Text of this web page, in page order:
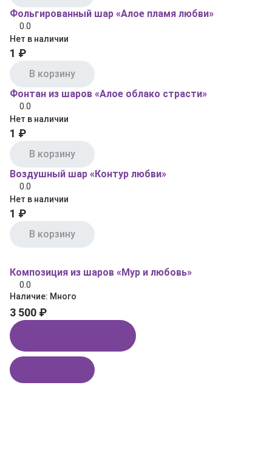
Фольгированный шар «Алое пламя любви»
0.0
Нет в наличии
1 ₽
В корзину
Фонтан из шаров «Алое облако страсти»
0.0
Нет в наличии
1 ₽
В корзину
Воздушный шар «Контур любви»
0.0
Нет в наличии
1 ₽
В корзину
Композиция из шаров «Мур и любовь»
0.0
Наличие: Много
3 500 ₽